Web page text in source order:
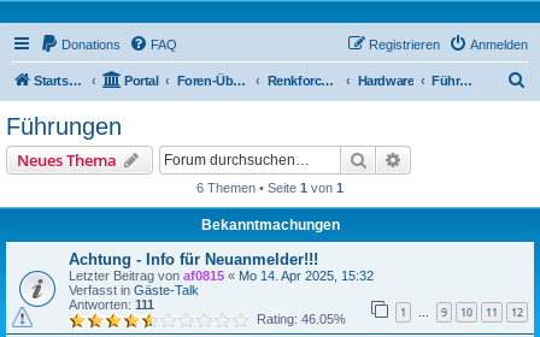
Donations FAQ Anmelden
Registrieren
Startseite Portal Foren-Übersicht Renkforce RF100 Forum Hardware Führungen
Führungen
Neues Thema Suche
6 Themen • Seite 1 von 1
Bekanntmachungen
Achtung - Info für Neuanmelder!!!
Letzter Beitrag von af0815 « Mo 14. Apr 2025, 15:32
Verfasst in Gäste-Talk
Antworten: 111 1 … 9 10 11 12
Rating: 46.05%